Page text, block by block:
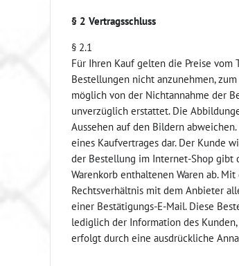
§ 2 Vertragsschluss
§ 2.1
Für Ihren Kauf gelten die Preise vom
Bestellungen nicht anzunehmen,
möglich von der Nichtannahme der
unverzüglich erstattet. Die
Aussehen auf den Bildern
eines Kaufvertrages dar. Der Kunde
der Bestellung im Internet-Shop gibt
Warenkorb enthaltenen Waren ab.
Rechtsverhältnis mit dem Anbieter
einer Bestätigungs-E-Mail. Diese
lediglich der Information des
erfolgt durch eine ausdrückliche